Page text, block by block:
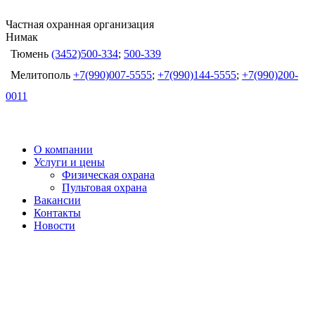
Частная охранная организация
Нимак
Тюмень (3452)500-334; 500-339
Мелитополь +7(990)007-5555; +7(990)144-5555; +7(990)200-
0011
О компании
Услуги и цены
Физическая охрана
Пультовая охрана
Вакансии
Контакты
Новости